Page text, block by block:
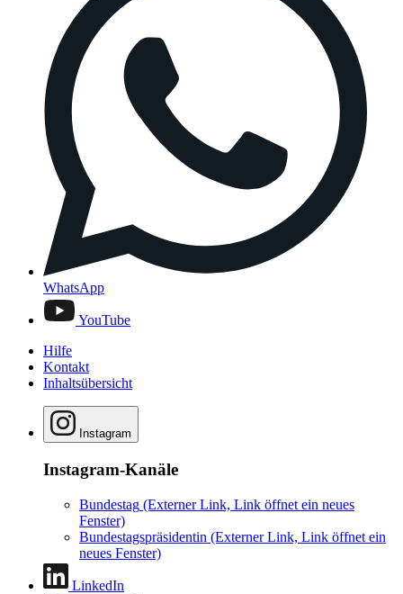
WhatsApp
YouTube
Hilfe
Kontakt
Inhaltsübersicht
Instagram
Instagram-Kanäle
Bundestag (Externer Link, Link öffnet ein neues
Fenster)
Bundestagspräsidentin (Externer Link, Link öffnet ein
neues Fenster)
LinkedIn